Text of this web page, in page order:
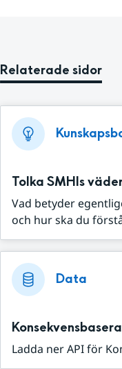
Relaterade sidor
Tolka SMHIs
Vad betyder
och hur ska du
Data
Ladda ner API för